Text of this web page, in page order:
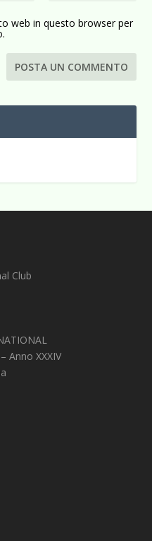
web in questo browser per
Club
Anno XXXIV